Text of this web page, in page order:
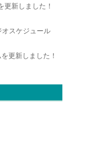
更新しました！
スケジュール
更新しました！